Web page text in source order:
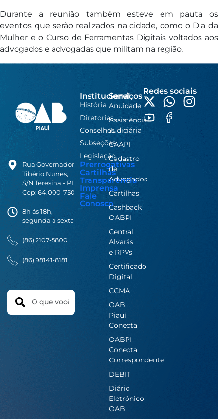
Durante a reunião também esteve em pauta os
eventos que serão realizados na cidade, como o Dia da
Mulher e o Curso de Ferramentas Digitais voltados aos
advogados e advogadas que militam na região.
Rua Governador
Tibério Nunes,
S/N Teresina - PI
Cep: 64.000-750
8h ás 18h,
segunda a sexta
(86) 2107-5800
(86) 98141-8181
Search
Institucional
História
Diretorias
Conselhos
Subseções
Legislação
Prerrogativas
Cartilhas
Transparência
Imprensa
Fale
Conosco
Serviços
Anuidade
Assistência
Judiciária
CAAPI
Cadastro
de
Advogados
Cartilhas
Cashback
OABPI
Central
Alvarás
e RPVs
Certificado
Digital
CCMA
OAB
Piauí
Conecta
OABPI
Conecta
Correspondente
DEBIT
Diário
Eletrônico
OAB
Redes sociais